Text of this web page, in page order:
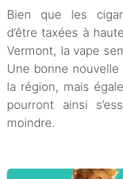
Bien que les
d’être taxées à
Vermont, la vape
Une bonne
la région, mais
pourront ainsi
moindre.